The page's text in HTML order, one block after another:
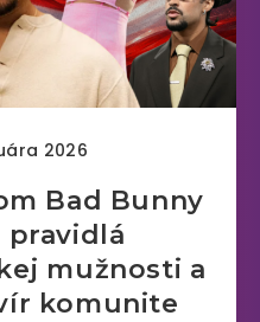
2026
Bad Bunny
pravidlá
mužnosti a
komunite